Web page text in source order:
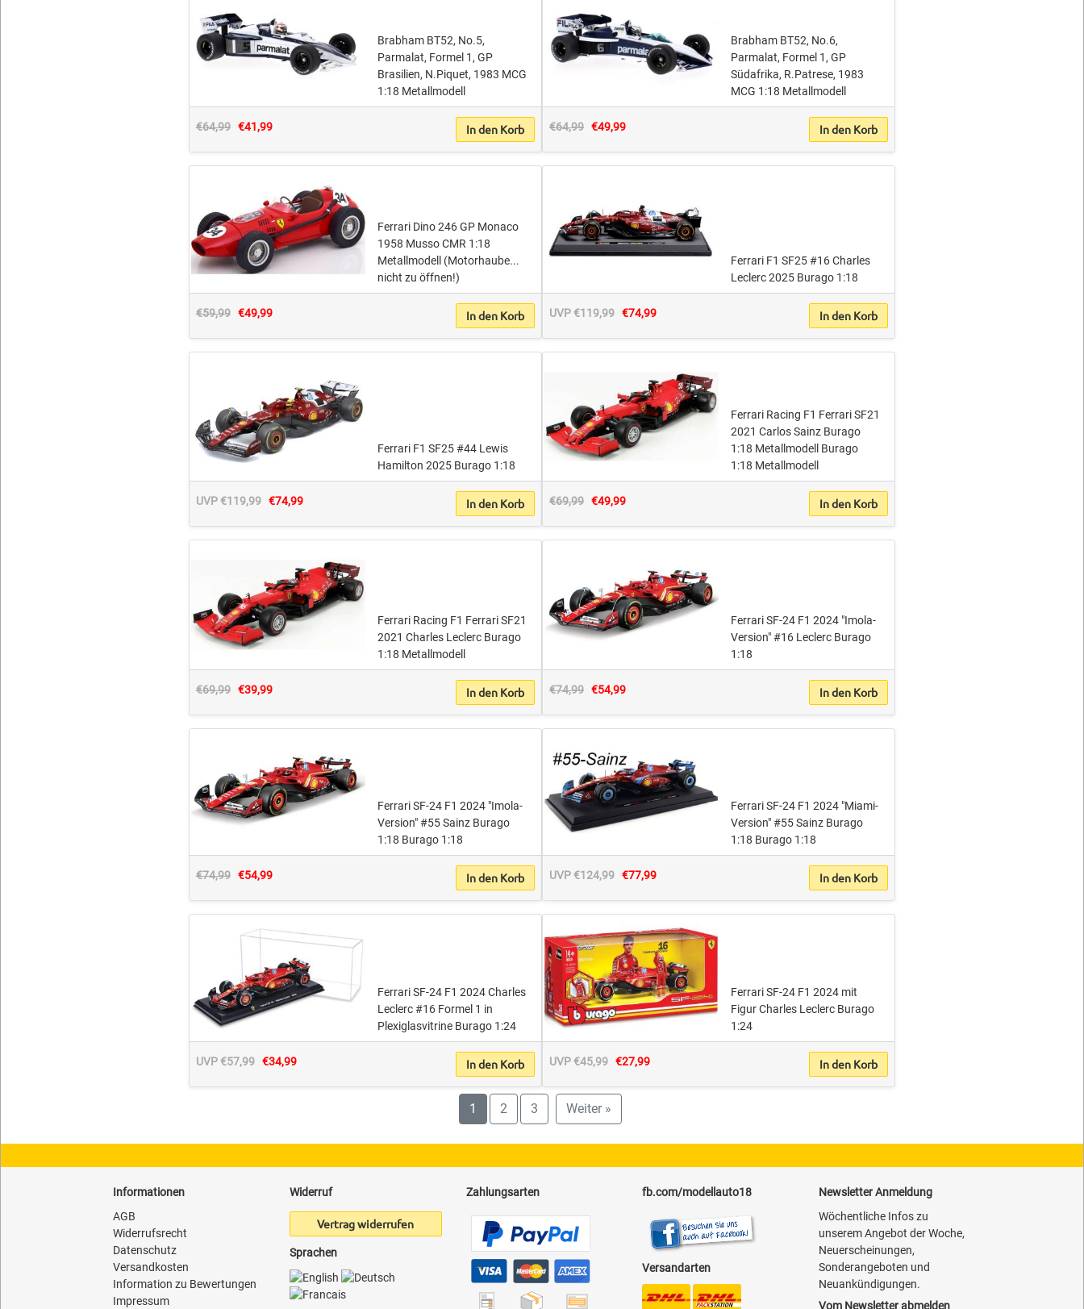
Brabham BT52, No.5,
Parmalat, Formel 1, GP
Brasilien, N.Piquet, 1983 MCG
1:18 Metallmodell
€64,99 €41,99 In den Korb
Brabham BT52, No.6,
Parmalat, Formel 1, GP
Südafrika, R.Patrese, 1983
MCG 1:18 Metallmodell
€64,99 €49,99 In den Korb
Ferrari Dino 246 GP Monaco
1958 Musso CMR 1:18
Metallmodell (Motorhaube...
nicht zu öffnen!)
€59,99 €49,99 In den Korb
Ferrari F1 SF25 #16 Charles
Leclerc 2025 Burago 1:18
UVP €119,99 €74,99 In den Korb
Ferrari F1 SF25 #44 Lewis
Hamilton 2025 Burago 1:18
UVP €119,99 €74,99 In den Korb
Ferrari Racing F1 Ferrari SF21
2021 Carlos Sainz Burago
1:18 Metallmodell Burago
1:18 Metallmodell
€69,99 €49,99 In den Korb
Ferrari Racing F1 Ferrari SF21
2021 Charles Leclerc Burago
1:18 Metallmodell
€69,99 €39,99 In den Korb
Ferrari SF-24 F1 2024 "Imola-
Version" #16 Leclerc Burago
1:18
€74,99 €54,99 In den Korb
Ferrari SF-24 F1 2024 "Imola-
Version" #55 Sainz Burago
1:18 Burago 1:18
€74,99 €54,99 In den Korb
Ferrari SF-24 F1 2024 "Miami-
Version" #55 Sainz Burago
1:18 Burago 1:18
UVP €124,99 €77,99 In den Korb
Ferrari SF-24 F1 2024 Charles
Leclerc #16 Formel 1 in
Plexiglasvitrine Burago 1:24
UVP €57,99 €34,99 In den Korb
Ferrari SF-24 F1 2024 mit
Figur Charles Leclerc Burago
1:24
UVP €45,99 €27,99 In den Korb
1 2 3 Weiter »
Informationen
AGB
Widerrufsrecht
Datenschutz
Versandkosten
Information zu Bewertungen
Impressum
Widerruf
Vertrag widerrufen
Sprachen
Zahlungsarten fb.com/modellauto18
Versandarten
Newsletter Anmeldung
Wöchentliche Infos zu
unserem Angebot der Woche,
Neuerscheinungen,
Sonderangeboten und
Neuankündigungen.
Vom Newsletter abmelden